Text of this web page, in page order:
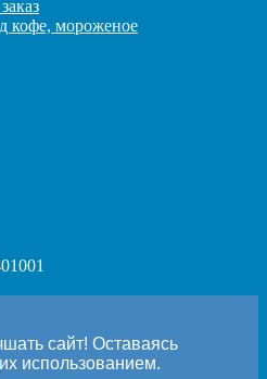
кофе, мороженое
сайт! Оставаясь
использованием.